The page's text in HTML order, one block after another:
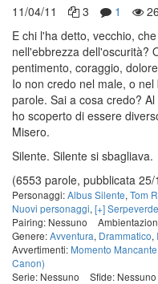
11/04/11 3 1
E chi l'ha detto, vecchio,
nell'ebbrezza dell'oscurità?
pentimento, coraggio,
Io non credo nel male, o
parole. Sai a cosa credo?
ho scoperto di essere
Misero.
Silente. Silente si sbagliava.
(6553 parole, pubblicata 25/
Personaggi:Albus Silente, Tom
Nuovi personaggi, [+] Serpeverde
Pairing: Nessuno
Genere:Avventura, Drammatico,
Avvertimenti: Momento Mancante
Canon)
Serie: Nessuno
Sfide: Nessuno